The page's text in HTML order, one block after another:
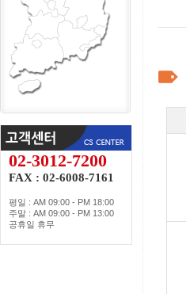
02-3012-7200
FAX : 02-6008-7161
평일 : AM 09:00 - PM 18:00
주말 : AM 09:00 - PM 13:00
공휴일 휴무